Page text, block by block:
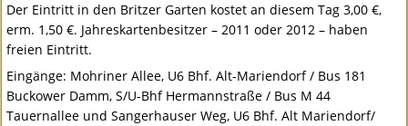
Der Eintritt in den Britzer Garten kostet an diesem Tag 3,00 €,
erm. 1,50 €. Jahreskartenbesitzer – 2011 oder 2012 – haben
freien Eintritt.
Eingänge: Mohriner Allee, U6 Bhf. Alt-Mariendorf / Bus 181
Buckower Damm, S/U-Bhf Hermannstraße / Bus M 44
Tauernallee und Sangerhauser Weg, U6 Bhf. Alt Mariendorf/